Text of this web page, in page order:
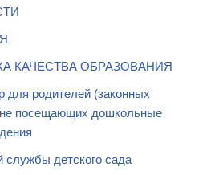
КАЧЕСТВА ОБРАЗОВАНИЯ
для родителей (законных
не посещающих дошкольные
службы детского сада